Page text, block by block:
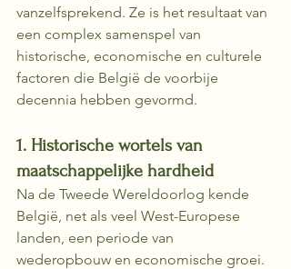
vanzelfsprekend. Ze is het resultaat van
een complex samenspel van
historische, economische en culturele
factoren die België de voorbije
decennia hebben gevormd.
1. Historische wortels van
maatschappelijke hardheid
Na de Tweede Wereldoorlog kende
België, net als veel West-Europese
landen, een periode van
wederopbouw en economische groei.